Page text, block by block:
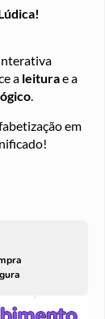
a leiturae a
.
em